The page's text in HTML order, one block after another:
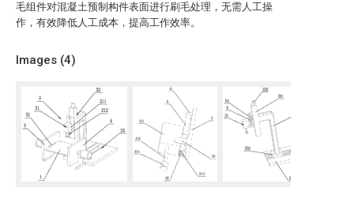
毛组件对混凝土预制构件表面进行刷毛处理，无需人工操
作，有效降低人工成本，提高工作效率。
Images (4)